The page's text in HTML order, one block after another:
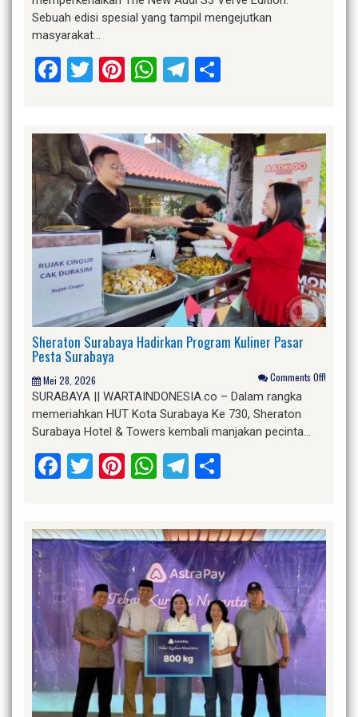
Sebuah edisi spesial yang tampil mengejutkan
masyarakat…
Facebook
Twitter
Pinterest
WhatsApp
Telegram
Sheraton Surabaya Hadirkan Program Kuliner Pasar
Pesta Surabaya
Mei 28, 2026 Comments Off!
SURABAYA || WARTAINDONESIA.co – Dalam rangka
memeriahkan HUT Kota Surabaya Ke 730, Sheraton
Surabaya Hotel & Towers kembali manjakan pecinta…
Facebook
Twitter
Pinterest
WhatsApp
Telegram